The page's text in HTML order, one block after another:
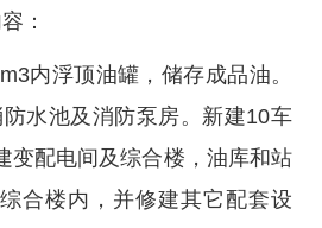
：
内浮顶油罐，储存成品油。
水池及消防泵房。新建10车
变配电间及综合楼，油库和站
合楼内，并修建其它配套设